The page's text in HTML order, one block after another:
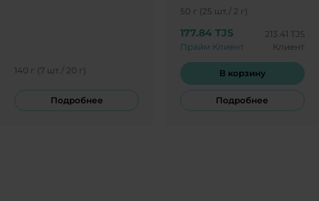
140 г (7 шт./ 20 г)
Подробнее
dried «сушка
благодаря чему он
сохранил все
натуральные вещества,
обладает тонким
изысканным вкусом и
ароматом.
50 г (25 шт./ 2 г)
177.84 TJS
Прайм Клиент
213.41 TJS
Клиент
В корзину
Подробнее